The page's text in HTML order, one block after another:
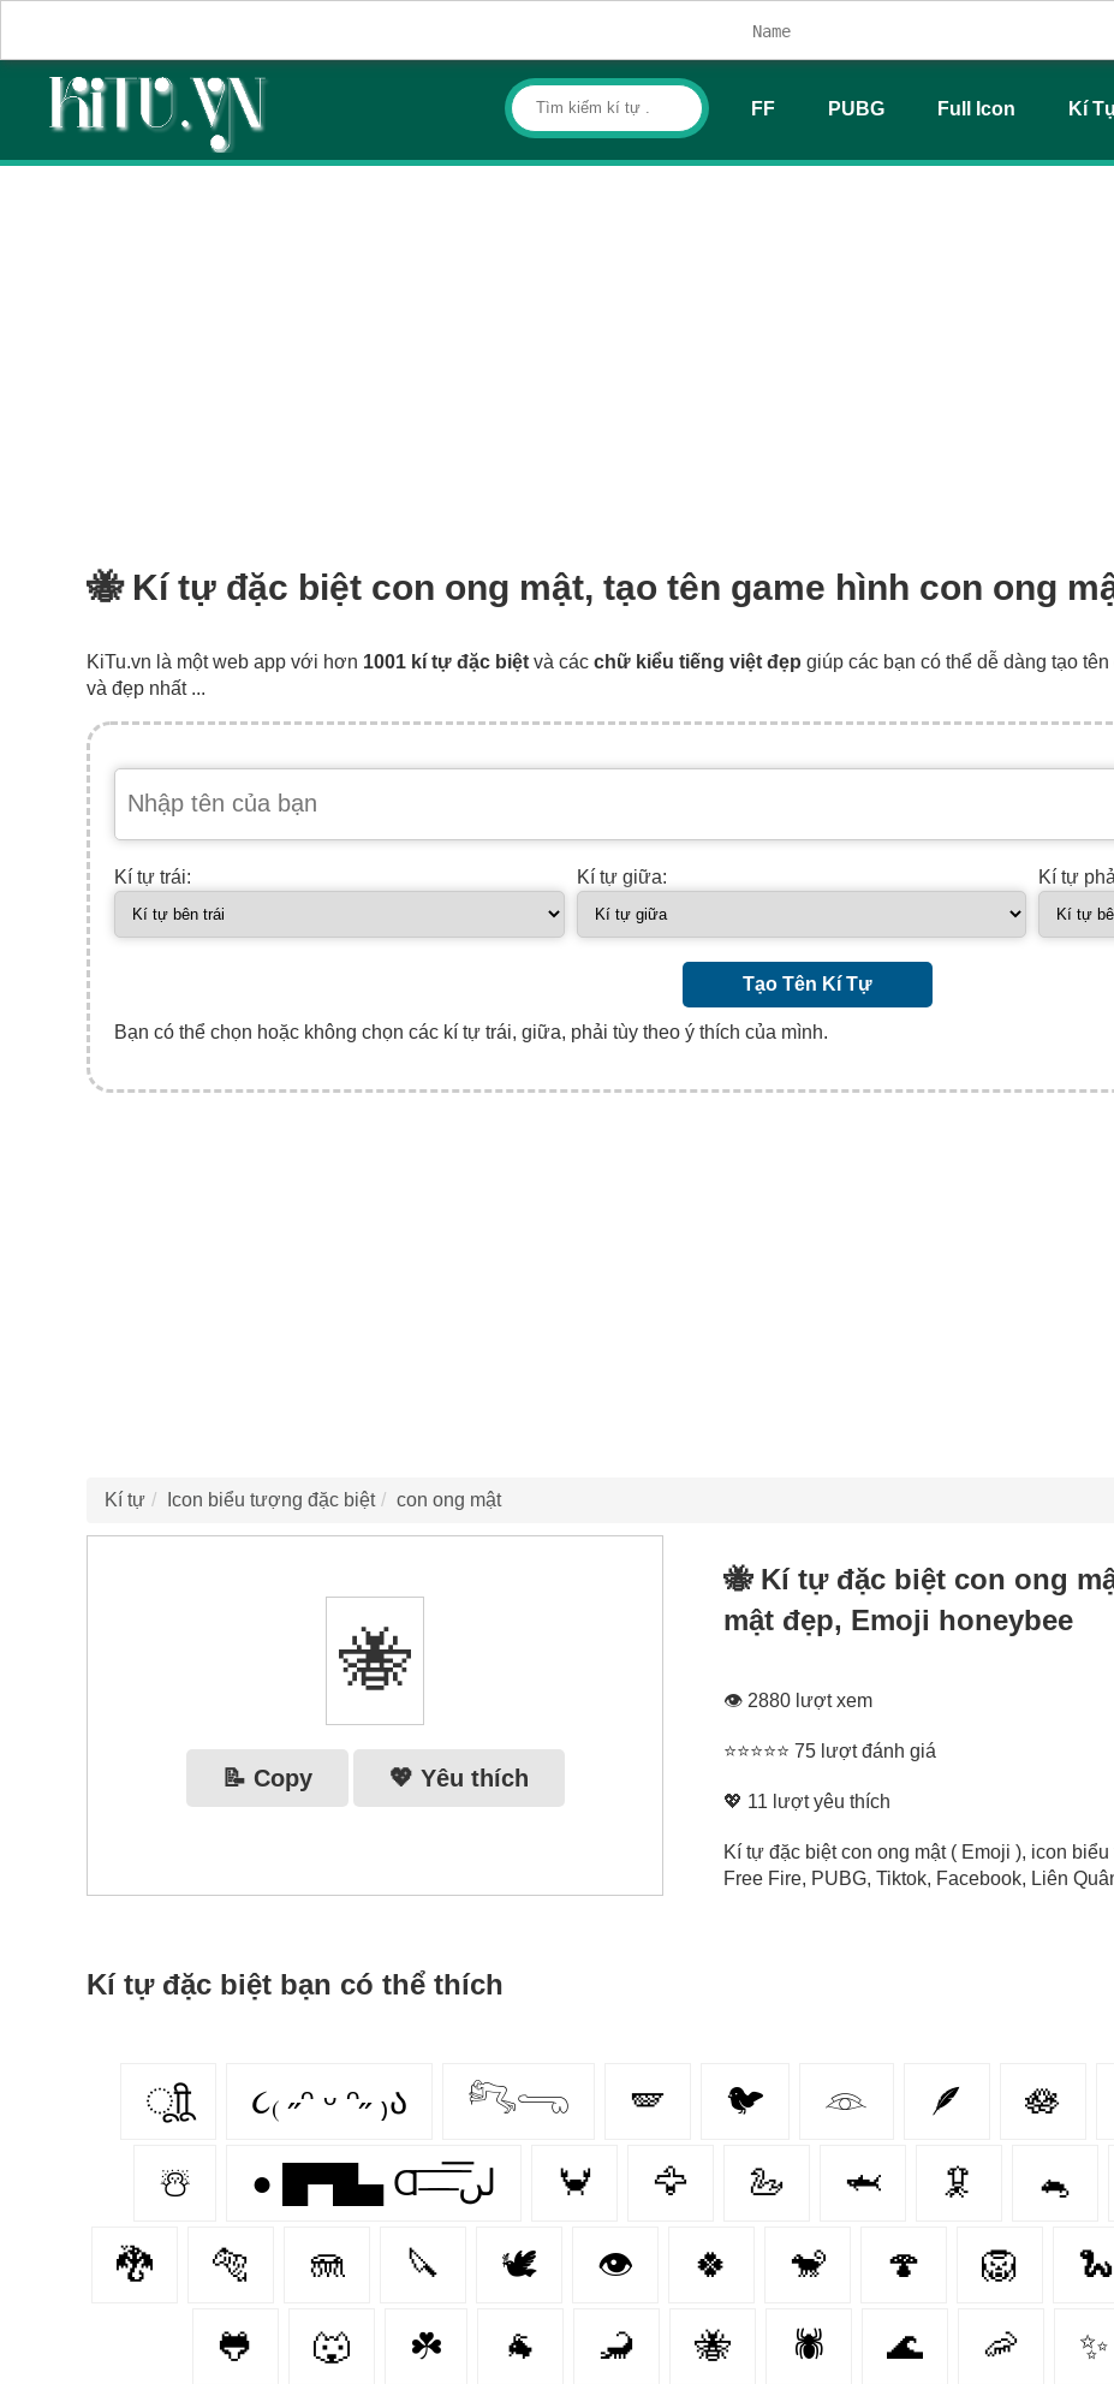
FF PUBG Full Icon Kí
🐝 Kí tự đặc biệt con ong mật, tạo tên game hình con ong
KiTu.vn là một web app với hơn 1001 kí tự đặc biệt và các chữ kiểu tiếng việt đẹp giúp các bạn có thể dễ dàng tạo
và đẹp nhất ...
Kí tự trái: Kí tự giữa: Kí tự
Tạo Tên Kí Tự
Bạn có thể chọn hoặc không chọn các kí tự trái, giữa, phải tùy theo ý thích của mình.
Kí tự Icon biểu tượng đặc biệt con ong mật
🐝
📝 Copy 💖 Yêu thích
🐝 Kí tự đặc biệt con ong
mật đẹp, Emoji honeybee
👁 2880 lượt xem
⭐⭐⭐⭐⭐ 75 lượt đánh giá
💖 11 lượt yêu thích
Kí tự đặc biệt con ong mật ( Emoji ), icon
Free Fire, PUBG, Tiktok, Facebook, Liên
Kí tự đặc biệt bạn có thể thích
ूाीू ૮₍ ˶ᵔ ᵕ ᵔ˶ ₎ა 𓀐𓂸 🪽 🐦 𓁻 🪶 🪷
☃️ ● █▀█▄ Ɑ͞ ̶͞ ̶͞ ̶͞ لں͞ 🦀 🦅 🦢 🦈 🦑 🐁
🐉 🐅 🪼 🔪 🕊️ 👁 🍀 🐒 🍄 🦁 🐍
🐸 🐺 ☘️ 🐐 🦂 🐝 🕷 🌊 🦐 ✨